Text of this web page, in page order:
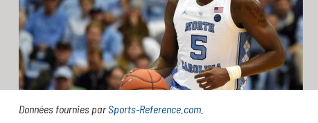
Données fournies parSports-Reference.com